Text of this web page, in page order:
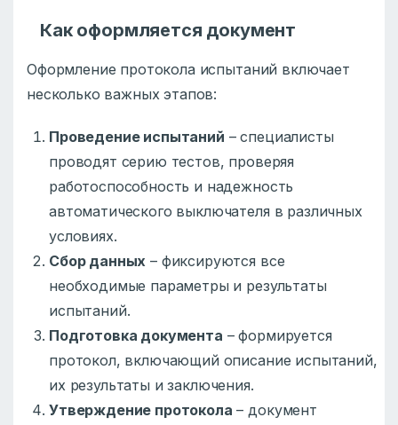
Как оформляется документ
Оформление протокола испытаний включает
несколько важных этапов:
Проведение испытаний – специалисты
проводят серию тестов, проверяя
работоспособность и надежность
автоматического выключателя в различных
условиях.
Сбор данных – фиксируются все
необходимые параметры и результаты
испытаний.
Подготовка документа – формируется
протокол, включающий описание испытаний,
их результаты и заключения.
Утверждение протокола – документ